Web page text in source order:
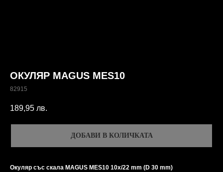
ОКУЛЯР MAGUS MES10
82915
189,95 лв.
ДОБАВИ В КОЛИЧКАТА
Окуляр със скала MAGUS MES10 10х/22 mm (D 30 mm)